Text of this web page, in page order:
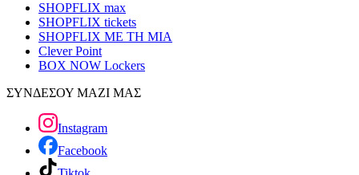
SHOPFLIX max
SHOPFLIX tickets
SHOPFLIX ΜΕ ΤΗ ΜΙΑ
Clever Point
BOX NOW Lockers
ΣΥΝΔΕΣΟΥ ΜΑΖΙ ΜΑΣ
Instagram
Facebook